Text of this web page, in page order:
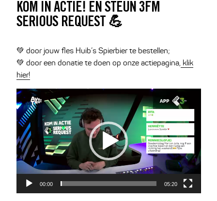
KOM IN ACTIE! EN STEUN 3FM
SERIOUS REQUEST 💪
💚 door jouw fles Huib’s Spierbier te bestellen;
💚 door een donatie te doen op onze actiepagina, klik
hier!
Videospeler
00:00 05:20